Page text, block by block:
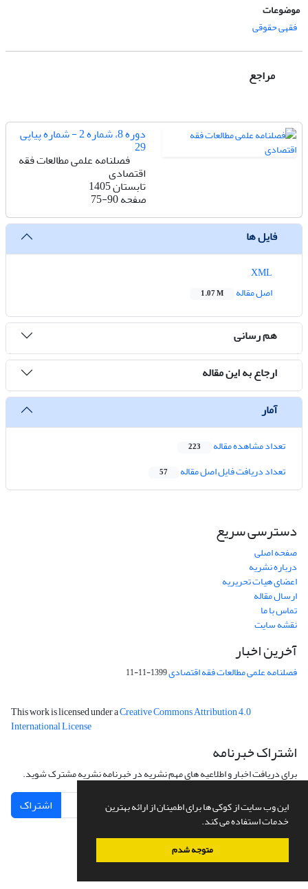
این وب سایت از کوکی ها برای اطمینان از ارائه بهترین
خدمات استفاده می کند.
متوجه شدم
موضوعات
فقهی حقوقی
مراجع
دوره 8، شماره 2 - شماره پیاپی
29
فصلنامه علمی مطالعات فقه
اقتصادی
تابستان 1405
صفحه75-90
فایل ها
اصل مقاله
1.07 M
هم رسانی
ارجاع به این مقاله
آمار
تعداد مشاهده مقاله 223
تعداد دریافت فایل اصل مقاله 57
دسترسی سریع
صفحه اصلی
درباره نشریه
اعضای هیات تحریریه
ارسال مقاله
تماس با ما
نقشه سایت
آخرین اخبار
فصلنامه علمی مطالعات فقه اقتصادی1399-11-11
This work is licensed under aCreative Commons Attribution 4.0
International License
اشتراک خبرنامه
برای دریافت اخبار و اطلاعیه های مهم نشریه در خبرنامه نشریه مشترک شوید.
اشتراک
سامانه مدیریت نشریات علمی.طراحی و پیاده سازی ازسیناوب